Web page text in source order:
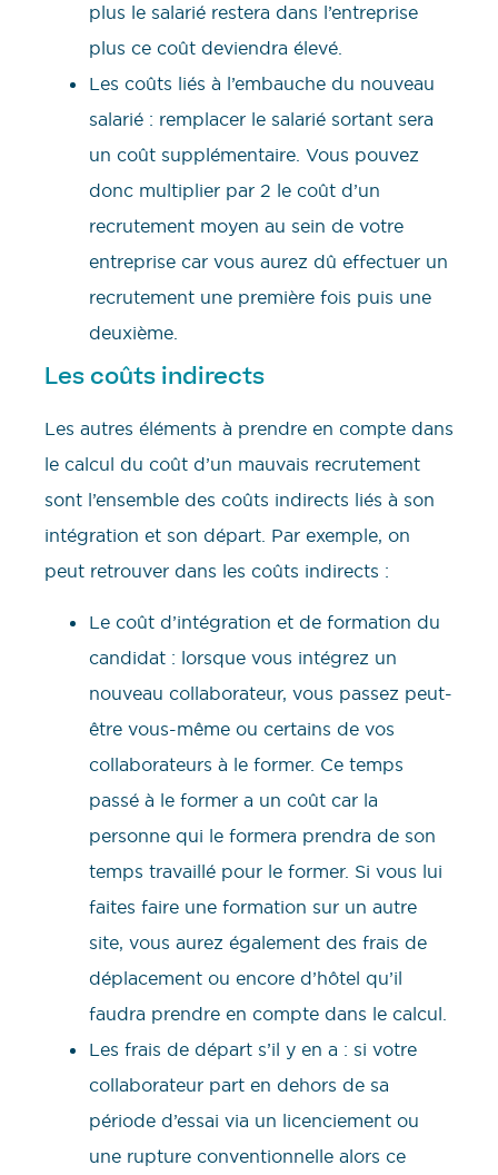
plus le salarié restera dans l’entreprise
plus ce coût deviendra élevé.
Les coûts liés à l’embauche du nouveau
salarié : remplacer le salarié sortant sera
un coût supplémentaire. Vous pouvez
donc multiplier par 2 le coût d’un
recrutement moyen au sein de votre
entreprise car vous aurez dû effectuer un
recrutement une première fois puis une
deuxième.
Les coûts indirects
Les autres éléments à prendre en compte dans
le calcul du coût d’un mauvais recrutement
sont l’ensemble des coûts indirects liés à son
intégration et son départ. Par exemple, on
peut retrouver dans les coûts indirects :
Le coût d’intégration et de formation du
candidat : lorsque vous intégrez un
nouveau collaborateur, vous passez peut-
être vous-même ou certains de vos
collaborateurs à le former. Ce temps
passé à le former a un coût car la
personne qui le formera prendra de son
temps travaillé pour le former. Si vous lui
faites faire une formation sur un autre
site, vous aurez également des frais de
déplacement ou encore d’hôtel qu’il
faudra prendre en compte dans le calcul.
Les frais de départ s’il y en a : si votre
collaborateur part en dehors de sa
période d’essai via un licenciement ou
une rupture conventionnelle alors ce